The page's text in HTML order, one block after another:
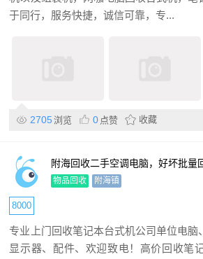
于同行，服务快捷，诚信可靠，专...
2705 浏览 0 点赞 收藏
附海回收二手空调电脑，好坏批量
物品回收 附海镇
8000
专业上门回收笔记本台式机公司单位电脑
显示器、配件、欢迎致电！高价回收笔